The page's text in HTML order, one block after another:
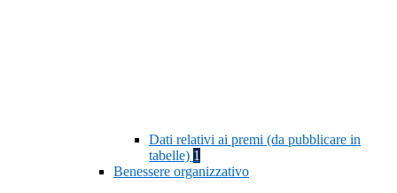
Dati relativi ai premi (da pubblicare in
tabelle) 1
Benessere organizzativo